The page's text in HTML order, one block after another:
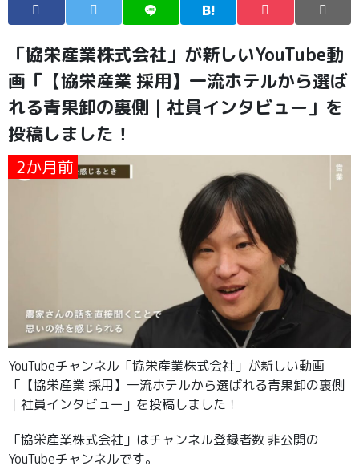
「協栄産業株式会社」が新しいYouTube動
画「【協栄産業 採用】一流ホテルから選ば
れる青果卸の裏側｜社員インタビュー」を
投稿しました！
2か月前
YouTubeチャンネル「協栄産業株式会社」が新しい動画
「【協栄産業 採用】一流ホテルから選ばれる青果卸の裏側
｜社員インタビュー」を投稿しました！
「協栄産業株式会社」はチャンネル登録者数 非公開の
YouTubeチャンネルです。